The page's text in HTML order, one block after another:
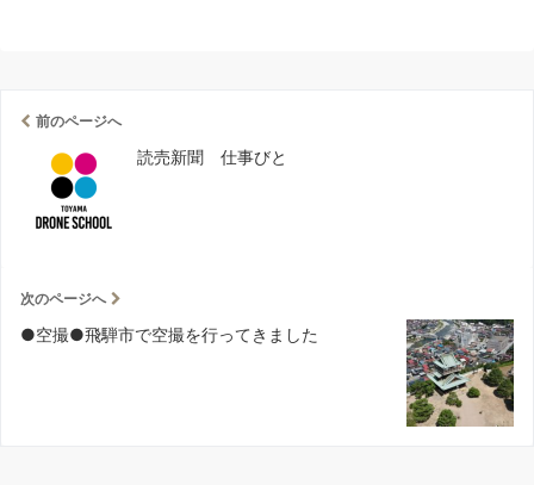
前のページへ
読売新聞 仕事びと
次のページへ
●空撮●飛騨市で空撮を行ってきました